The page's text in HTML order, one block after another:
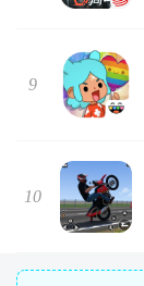
9
10